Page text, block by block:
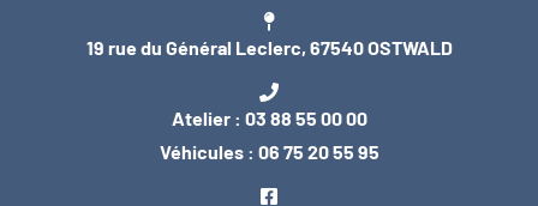
19 rue du Général Leclerc, 67540 OSTWALD
Atelier : 03 88 55 00 00
Véhicules : 06 75 20 55 95